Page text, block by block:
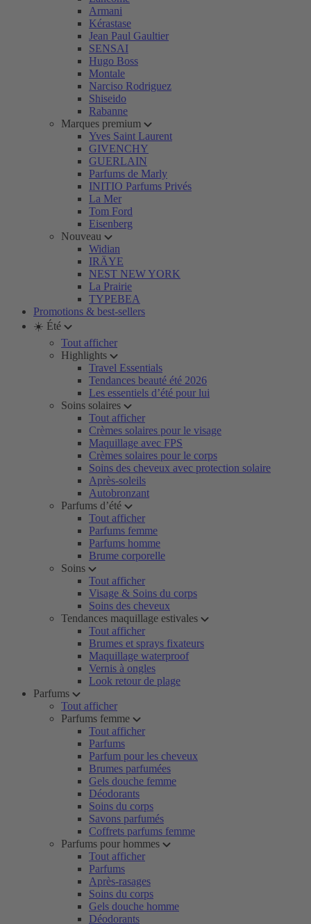
Armani
Kérastase
Jean Paul Gaultier
SENSAI
Hugo Boss
Montale
Narciso Rodriguez
Shiseido
Rabanne
Marques premium
Yves Saint Laurent
GIVENCHY
GUERLAIN
Parfums de Marly
INITIO Parfums Privés
La Mer
Tom Ford
Eisenberg
Nouveau
Widian
IRÄYE
NEST NEW YORK
La Prairie
TYPEBEA
Promotions & best-sellers
☀️ Été
Tout afficher
Highlights
Travel Essentials
Tendances beauté été 2026
Les essentiels d’été pour lui
Soins solaires
Tout afficher
Crèmes solaires pour le visage
Maquillage avec FPS
Crèmes solaires pour le corps
Soins des cheveux avec protection solaire
Après-soleils
Autobronzant
Parfums d’été
Tout afficher
Parfums femme
Parfums homme
Brume corporelle
Soins
Tout afficher
Visage & Soins du corps
Soins des cheveux
Tendances maquillage estivales
Tout afficher
Brumes et sprays fixateurs
Maquillage waterproof
Vernis à ongles
Look retour de plage
Parfums
Tout afficher
Parfums femme
Tout afficher
Parfums
Parfum pour les cheveux
Brumes parfumées
Gels douche femme
Déodorants
Soins du corps
Savons parfumés
Coffrets parfums femme
Parfums pour hommes
Tout afficher
Parfums
Après-rasages
Soins du corps
Gels douche homme
Déodorants